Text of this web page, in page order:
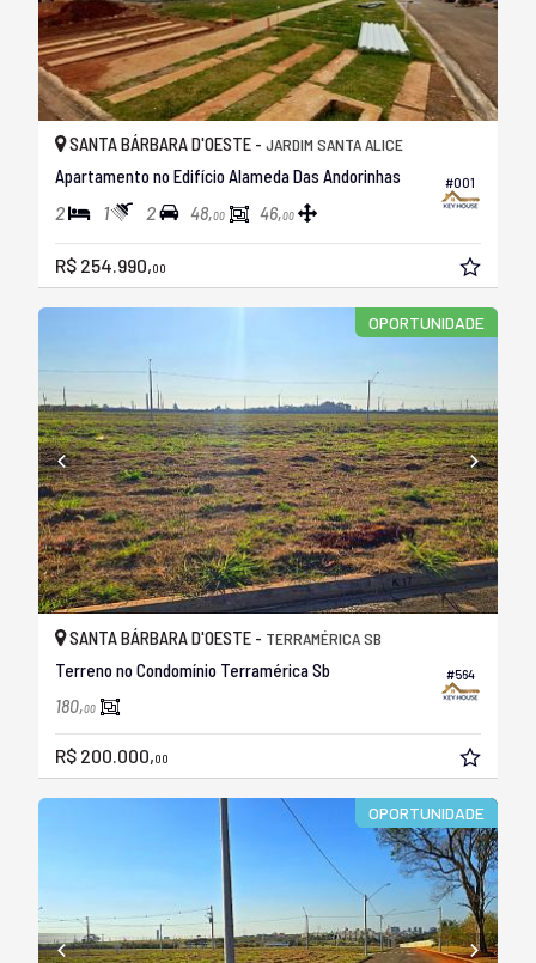
#001
SANTA BÁRBARA D'OESTE - JARDIM SANTA ALICE
Apartamento no Edifício Alameda Das Andorinhas
2 1 2 48,00 46,00
R$ 254.990,00
OPORTUNIDADE
#564
SANTA BÁRBARA D'OESTE - TERRAMÉRICA SB
Terreno no Condomínio Terramérica Sb
180,00
R$ 200.000,00
OPORTUNIDADE